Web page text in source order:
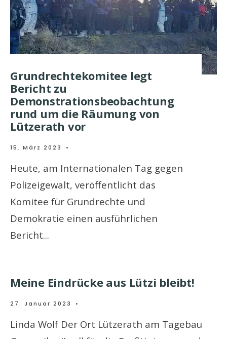
Grundrechtekomitee legt
Bericht zu
Demonstrationsbeobachtung
rund um die Räumung von
Lützerath vor
15. März 2023 •
Heute, am Internationalen Tag gegen
Polizeigewalt, veröffentlicht das
Komitee für Grundrechte und
Demokratie einen ausführlichen
Bericht...
Meine Eindrücke aus Lützi bleibt!
27. Januar 2023 •
Linda Wolf Der Ort Lützerath am Tagebau